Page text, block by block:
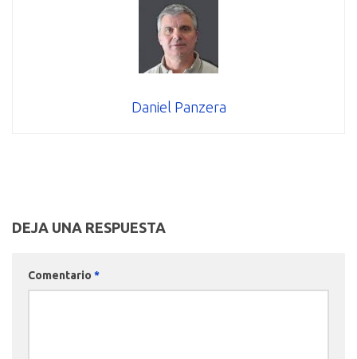
Daniel Panzera
DEJA UNA RESPUESTA
Comentario *